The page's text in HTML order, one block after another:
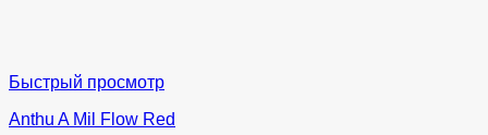
Быстрый просмотр
Anthu A Mil Flow Red